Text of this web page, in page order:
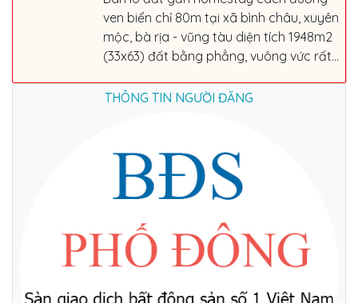
ven biển chỉ 80m tại xã bình châu, xuyên
mộc, bà rịa - vũng tàu diện tích 1948m2
(33x63) đất bằng phẳng, vuông vức rất...
THÔNG TIN NGƯỜI ĐĂNG